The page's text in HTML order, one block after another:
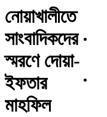
নোয়াখালীতে
সাংবাদিকদের
স্মরণে দোয়া-
ইফতার
মাহফিল